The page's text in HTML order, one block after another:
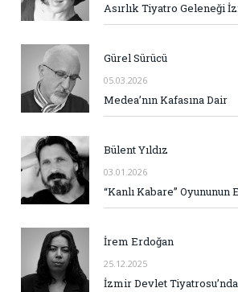
Asırlık Tiyatro Geleneği
Gürel Sürücü
05.03.2026
Medea’nın Kafasına Dair
Bülent Yıldız
03.01.2026
“Kanlı Kabare” Oyununun
İrem Erdoğan
25.12.2025
İzmir Devlet